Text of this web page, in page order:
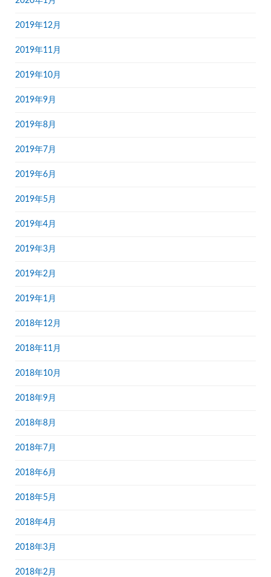
2019年12月
2019年11月
2019年10月
2019年9月
2019年8月
2019年7月
2019年6月
2019年5月
2019年4月
2019年3月
2019年2月
2019年1月
2018年12月
2018年11月
2018年10月
2018年9月
2018年8月
2018年7月
2018年6月
2018年5月
2018年4月
2018年3月
2018年2月